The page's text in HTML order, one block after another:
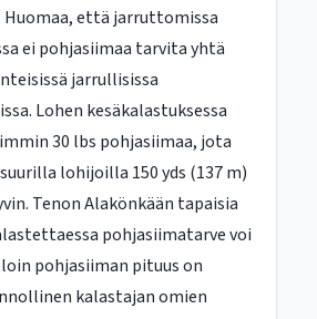
Huomaa, että jarruttomissa
ei pohjasiimaa tarvita yhtä
jarrullisissa
Lohen kesäkalastuksessa
30 lbs pohjasiimaa, jota
lohijoilla 150 yds (137 m)
Tenon Alakönkään tapaisia
pohjasiimatarve voi
pohjasiiman pituus on
kalastajan omien